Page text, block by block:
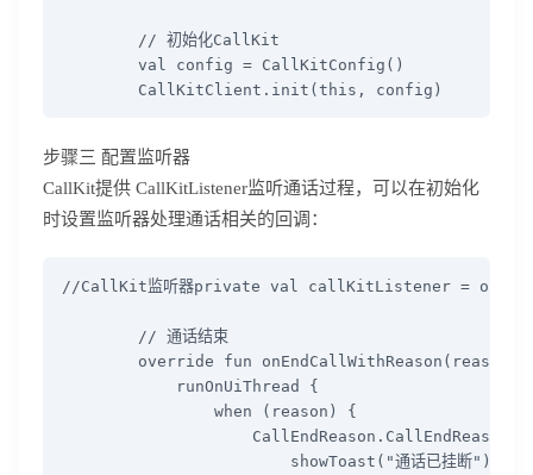
// 初始化CallKit
val config = CallKitConfig()
CallKitClient.init(this, config)
步骤三 配置监听器
CallKit提供 CallKitListener监听通话过程，可以在初始化
时设置监听器处理通话相关的回调：
//CallKit监听器private val callKitListener =
// 通话结束
override fun onEndCallWithReason(reason:
runOnUiThread {
when (reason) {
showToast("通话已挂断")